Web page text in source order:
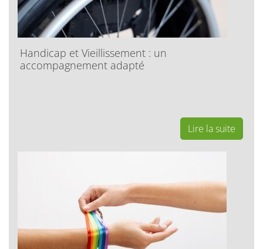
Handicap et Vieillissement : un
accompagnement adapté
Lire la suite